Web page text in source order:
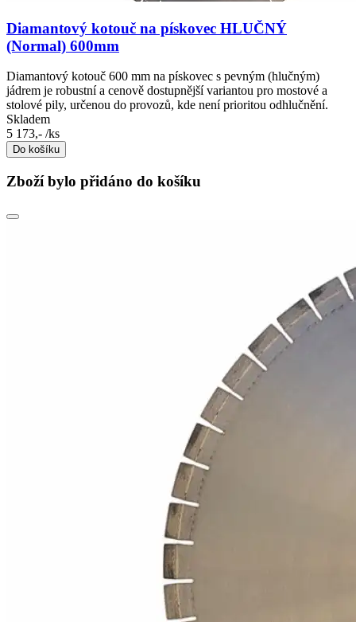
Diamantový kotouč na pískovec HLUČNÝ
(Normal) 600mm
Diamantový kotouč 600 mm na pískovec s pevným (hlučným)
jádrem je robustní a cenově dostupnější variantou pro mostové a
stolové pily, určenou do provozů, kde není prioritou odhlučnění.
Skladem
5 173,- /ks
Do košíku
Zboží bylo přidáno do košíku